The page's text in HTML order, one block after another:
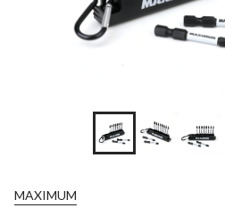
MAXIMUM